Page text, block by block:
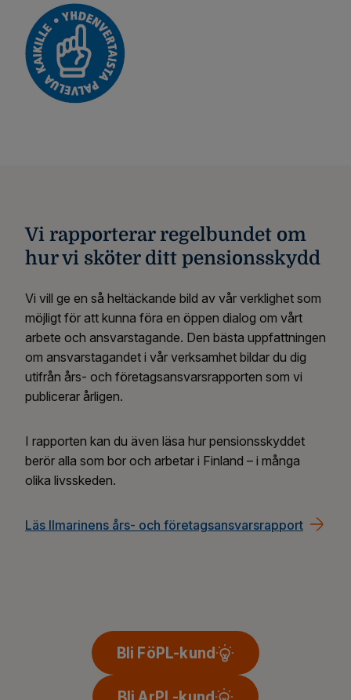
Vi rapporterar regelbundet om
hur vi sköter ditt pensionsskydd
Vi vill ge en så heltäckande bild av vår verklighet som
möjligt för att kunna föra en öppen dialog om vårt
arbete och ansvarstagande. Den bästa uppfattningen
om ansvarstagandet i vår verksamhet bildar du dig
utifrån års- och företagsansvarsrapporten som vi
publicerar årligen.
I rapporten kan du även läsa hur pensionsskyddet
berör alla som bor och arbetar i Finland – i många
olika livsskeden.
Läs Ilmarinens års- och företagsansvarsrapport
Bli FöPL-kund